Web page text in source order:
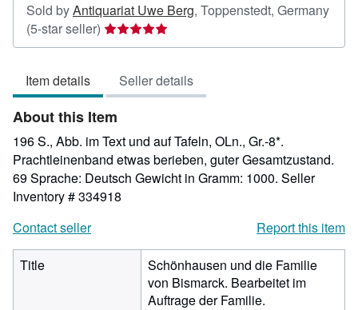
Sold byAntiquariat Uwe Berg, Toppenstedt, Germany
(5-star seller) Seller
rating
out
of
5
stars
Item details Seller details
About this Item
196 S., Abb. im Text und auf Tafeln, OLn., Gr.-8*.
Prachtleinenband etwas berieben, guter Gesamtzustand.
69 Sprache: Deutsch Gewicht in Gramm: 1000. Seller
Inventory # 334918
Contact seller
Report this item
Title
Schönhausen und die Familie
von Bismarck. Bearbeitet im
Auftrage der Familie.